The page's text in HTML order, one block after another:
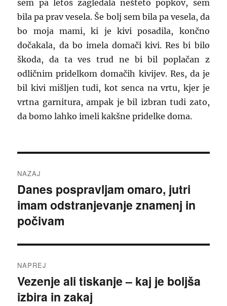
sem pa letos zagledala nešteto popkov, sem
bila pa prav vesela. Še bolj sem bila pa vesela, da
bo moja mami, ki je kivi posadila, končno
dočakala, da bo imela domači kivi. Res bi bilo
škoda, da ta ves trud ne bi bil poplačan z
odličnim pridelkom domačih kivijev. Res, da je
bil kivi mišljen tudi, kot senca na vrtu, kjer je
vrtna garnitura, ampak je bil izbran tudi zato,
da bomo lahko imeli kakšne pridelke doma.
prispevka
NAZAJ
Prejšnji
prispevek:
Danes pospravljam omaro, jutri
imam odstranjevanje znamenj in
počivam
NAPREJ
Naslednji
prispevek:
Vezenje ali tiskanje – kaj je boljša
izbira in zakaj